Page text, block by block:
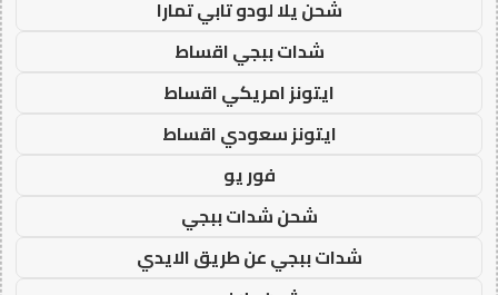
شحن يلا لودو تابي تمارا
شدات ببجي اقساط
ايتونز امريكي اقساط
ايتونز سعودي اقساط
فور يو
شحن شدات ببجي
شدات ببجي عن طريق الايدي